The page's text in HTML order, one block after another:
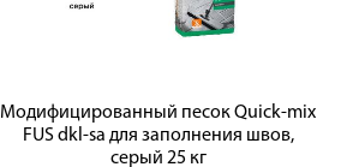
Модифицированный песок Quick-mix
FUS dkl-sa для заполнения швов,
серый 25 кг